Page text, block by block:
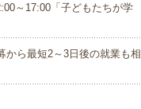
～17:00「子どもたちが学
から最短2～3日後の就業も相